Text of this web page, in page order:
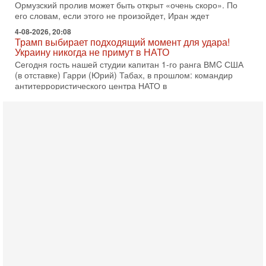
Ормузский пролив может быть открыт «очень скоро». По
его словам, если этого не произойдет, Иран ждет
4-08-2026, 20:08
Трамп выбирает подходящий момент для удара!
Украину никогда не примут в НАТО
Сегодня гость нашей студии капитан 1-го ранга ВМC США
(в отставке) Гарри (Юрий) Табах, в прошлом: командир
антитеррористического центра НАТО в